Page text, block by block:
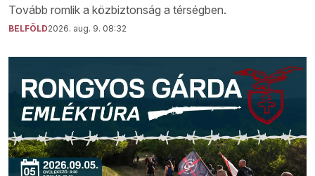
Tovább romlik a közbiztonság a térségben.
BELFÖLD2026. aug. 9. 08:32